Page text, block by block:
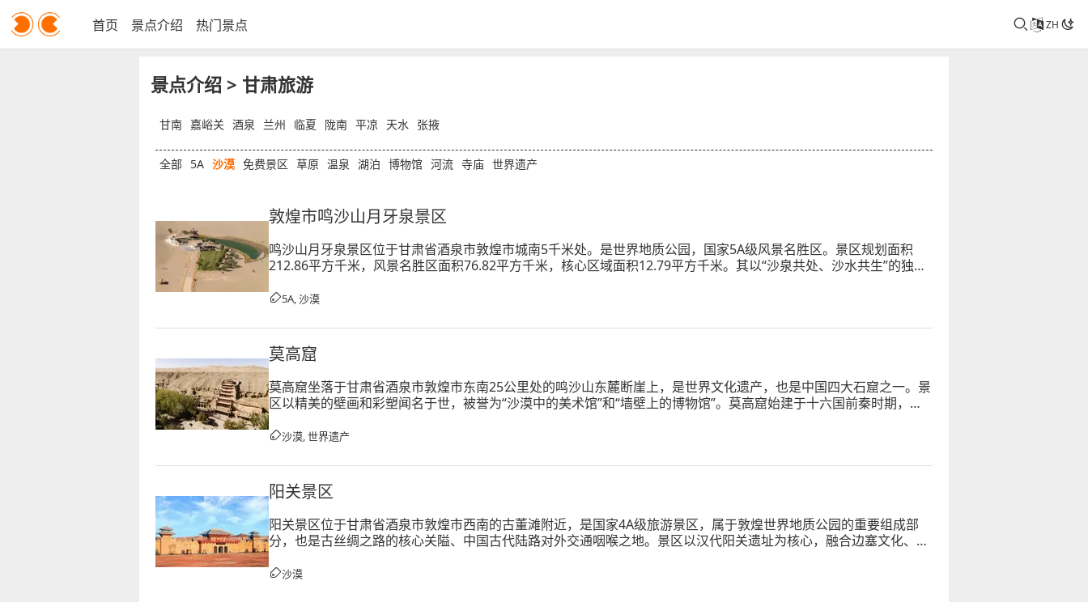
首页 景点介绍 热门景点 ZH
景点介绍 > 甘肃旅游
甘南 嘉峪关 酒泉 兰州 临夏 陇南 平凉 天水 张掖
全部 5A 沙漠 免费景区 草原 温泉 湖泊 博物馆 河流 寺庙 世界遗产
敦煌市鸣沙山月牙泉景区
鸣沙山月牙泉景区位于甘肃省酒泉市敦煌市城南5千米处。是世界地质公园，国家5A级风景名胜区。景区规划面积
212.86平方千米，风景名胜区面积76.82平方千米，核心区域面积12.79平方千米。其以“沙泉共处、沙水共生”的独特
5A, 沙漠
莫高窟
莫高窟坐落于甘肃省酒泉市敦煌市东南25公里处的鸣沙山东麓断崖上，是世界文化遗产，也是中国四大石窟之一。景
区以精美的壁画和彩塑闻名于世，被誉为“沙漠中的美术馆”和“墙壁上的博物馆”。莫高窟始建于十六国前秦时期，历
沙漠, 世界遗产
阳关景区
阳关景区位于甘肃省酒泉市敦煌市西南的古董滩附近，是国家4A级旅游景区，属于敦煌世界地质公园的重要组成部
分，也是古丝绸之路的核心关隘、中国古代陆路对外交通咽喉之地。景区以汉代阳关遗址为核心，融合边塞文化、丝
沙漠